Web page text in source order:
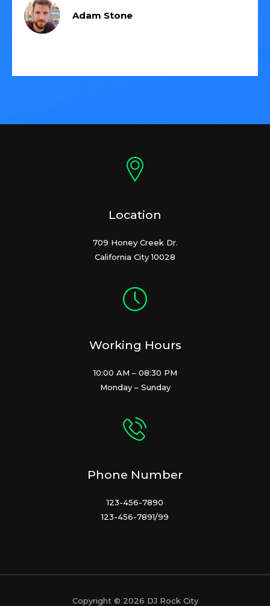
Adam Stone
Location
709 Honey Creek Dr.
California City 10028
Working Hours
10:00 AM – 08:30 PM
Monday – Sunday
Phone Number
123-456-7890
123-456-7891/99
Copyright © 2026 DJ Rock City